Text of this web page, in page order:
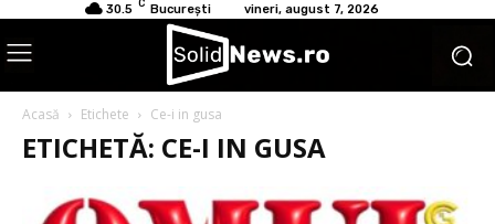
30.5 C București vineri, august 7, 2026
Acasă Etichete Ce-i in gusa
ETICHETĂ: CE-I IN GUSA